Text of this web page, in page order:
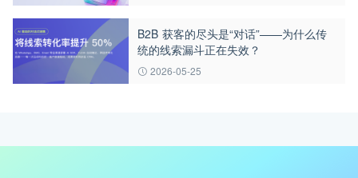
B2B 获客的尽头是“对话”——为什么传
统的线索漏斗正在失效？
2026-05-25